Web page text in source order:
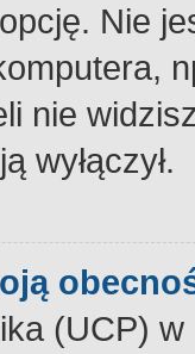
Nie
nie
wyłączył.
(UCP) w